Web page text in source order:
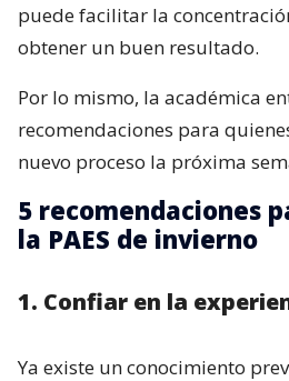
puede facilitar la
obtener un buen resultado.
Por lo mismo, la académica
recomendaciones para
nuevo proceso la próxima
5 recomendaciones
la PAES de invierno
1. Confiar en la
Ya existe un conocimiento